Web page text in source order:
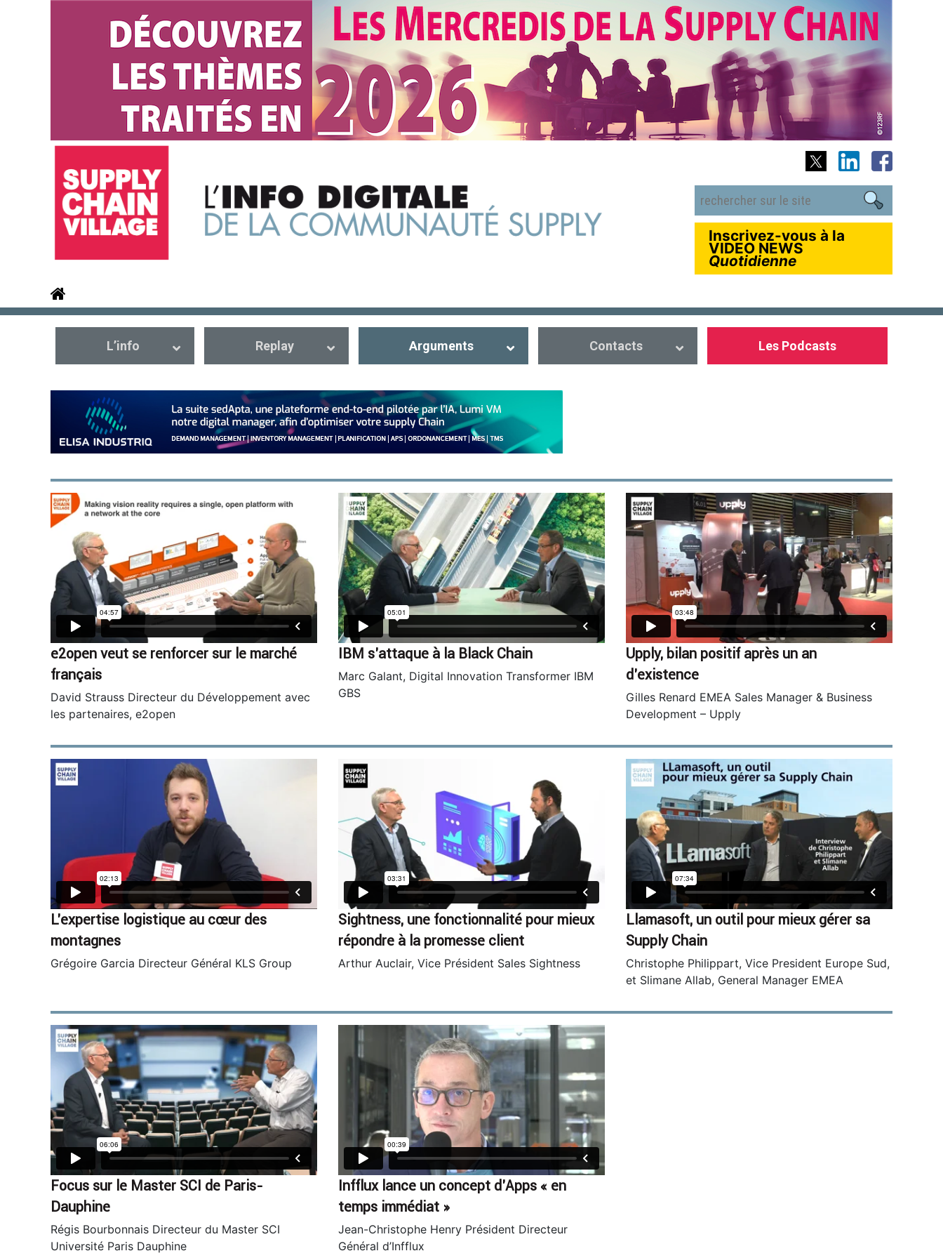
Inscrivez-vous à la
VIDEO NEWS
Quotidienne
L’info Replay Arguments Contacts Les Podcasts
e2open veut se renforcer sur le marché
français
David Strauss Directeur du Développement avec
les partenaires, e2open
IBM s’attaque à la Black Chain
Marc Galant, Digital Innovation Transformer IBM
GBS
Upply, bilan positif après un an
d’existence
Gilles Renard EMEA Sales Manager & Business
Development – Upply
L’expertise logistique au cœur des
montagnes
Grégoire Garcia Directeur Général KLS Group
Sightness, une fonctionnalité pour mieux
répondre à la promesse client
Arthur Auclair, Vice Président Sales Sightness
Llamasoft, un outil pour mieux gérer sa
Supply Chain
Christophe Philippart, Vice President Europe Sud,
et Slimane Allab, General Manager EMEA
Focus sur le Master SCI de Paris-
Dauphine
Régis Bourbonnais Directeur du Master SCI
Université Paris Dauphine
Infflux lance un concept d’Apps « en
temps immédiat »
Jean-Christophe Henry Président Directeur
Général d’Infflux